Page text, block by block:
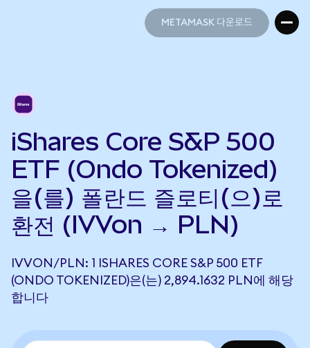
METAMASK 다운로드
iShares Core S&P 500
ETF (Ondo Tokenized)
을(를) 폴란드 즐로티(으)로
환전 (IVVon → PLN)
IVVON/PLN: 1 ISHARES CORE S&P 500 ETF
(ONDO TOKENIZED)은(는) 2,894.1632 PLN에 해당
합니다